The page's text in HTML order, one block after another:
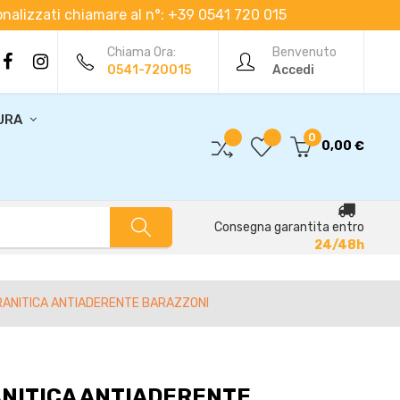
chiamare al n°: +39 0541 720 015
Benvenuto
Accedi
Chiama Ora:
0541-720015
0
0,00 €
Consegna garantita entro
24/48h
ANTIADERENTE BARAZZONI